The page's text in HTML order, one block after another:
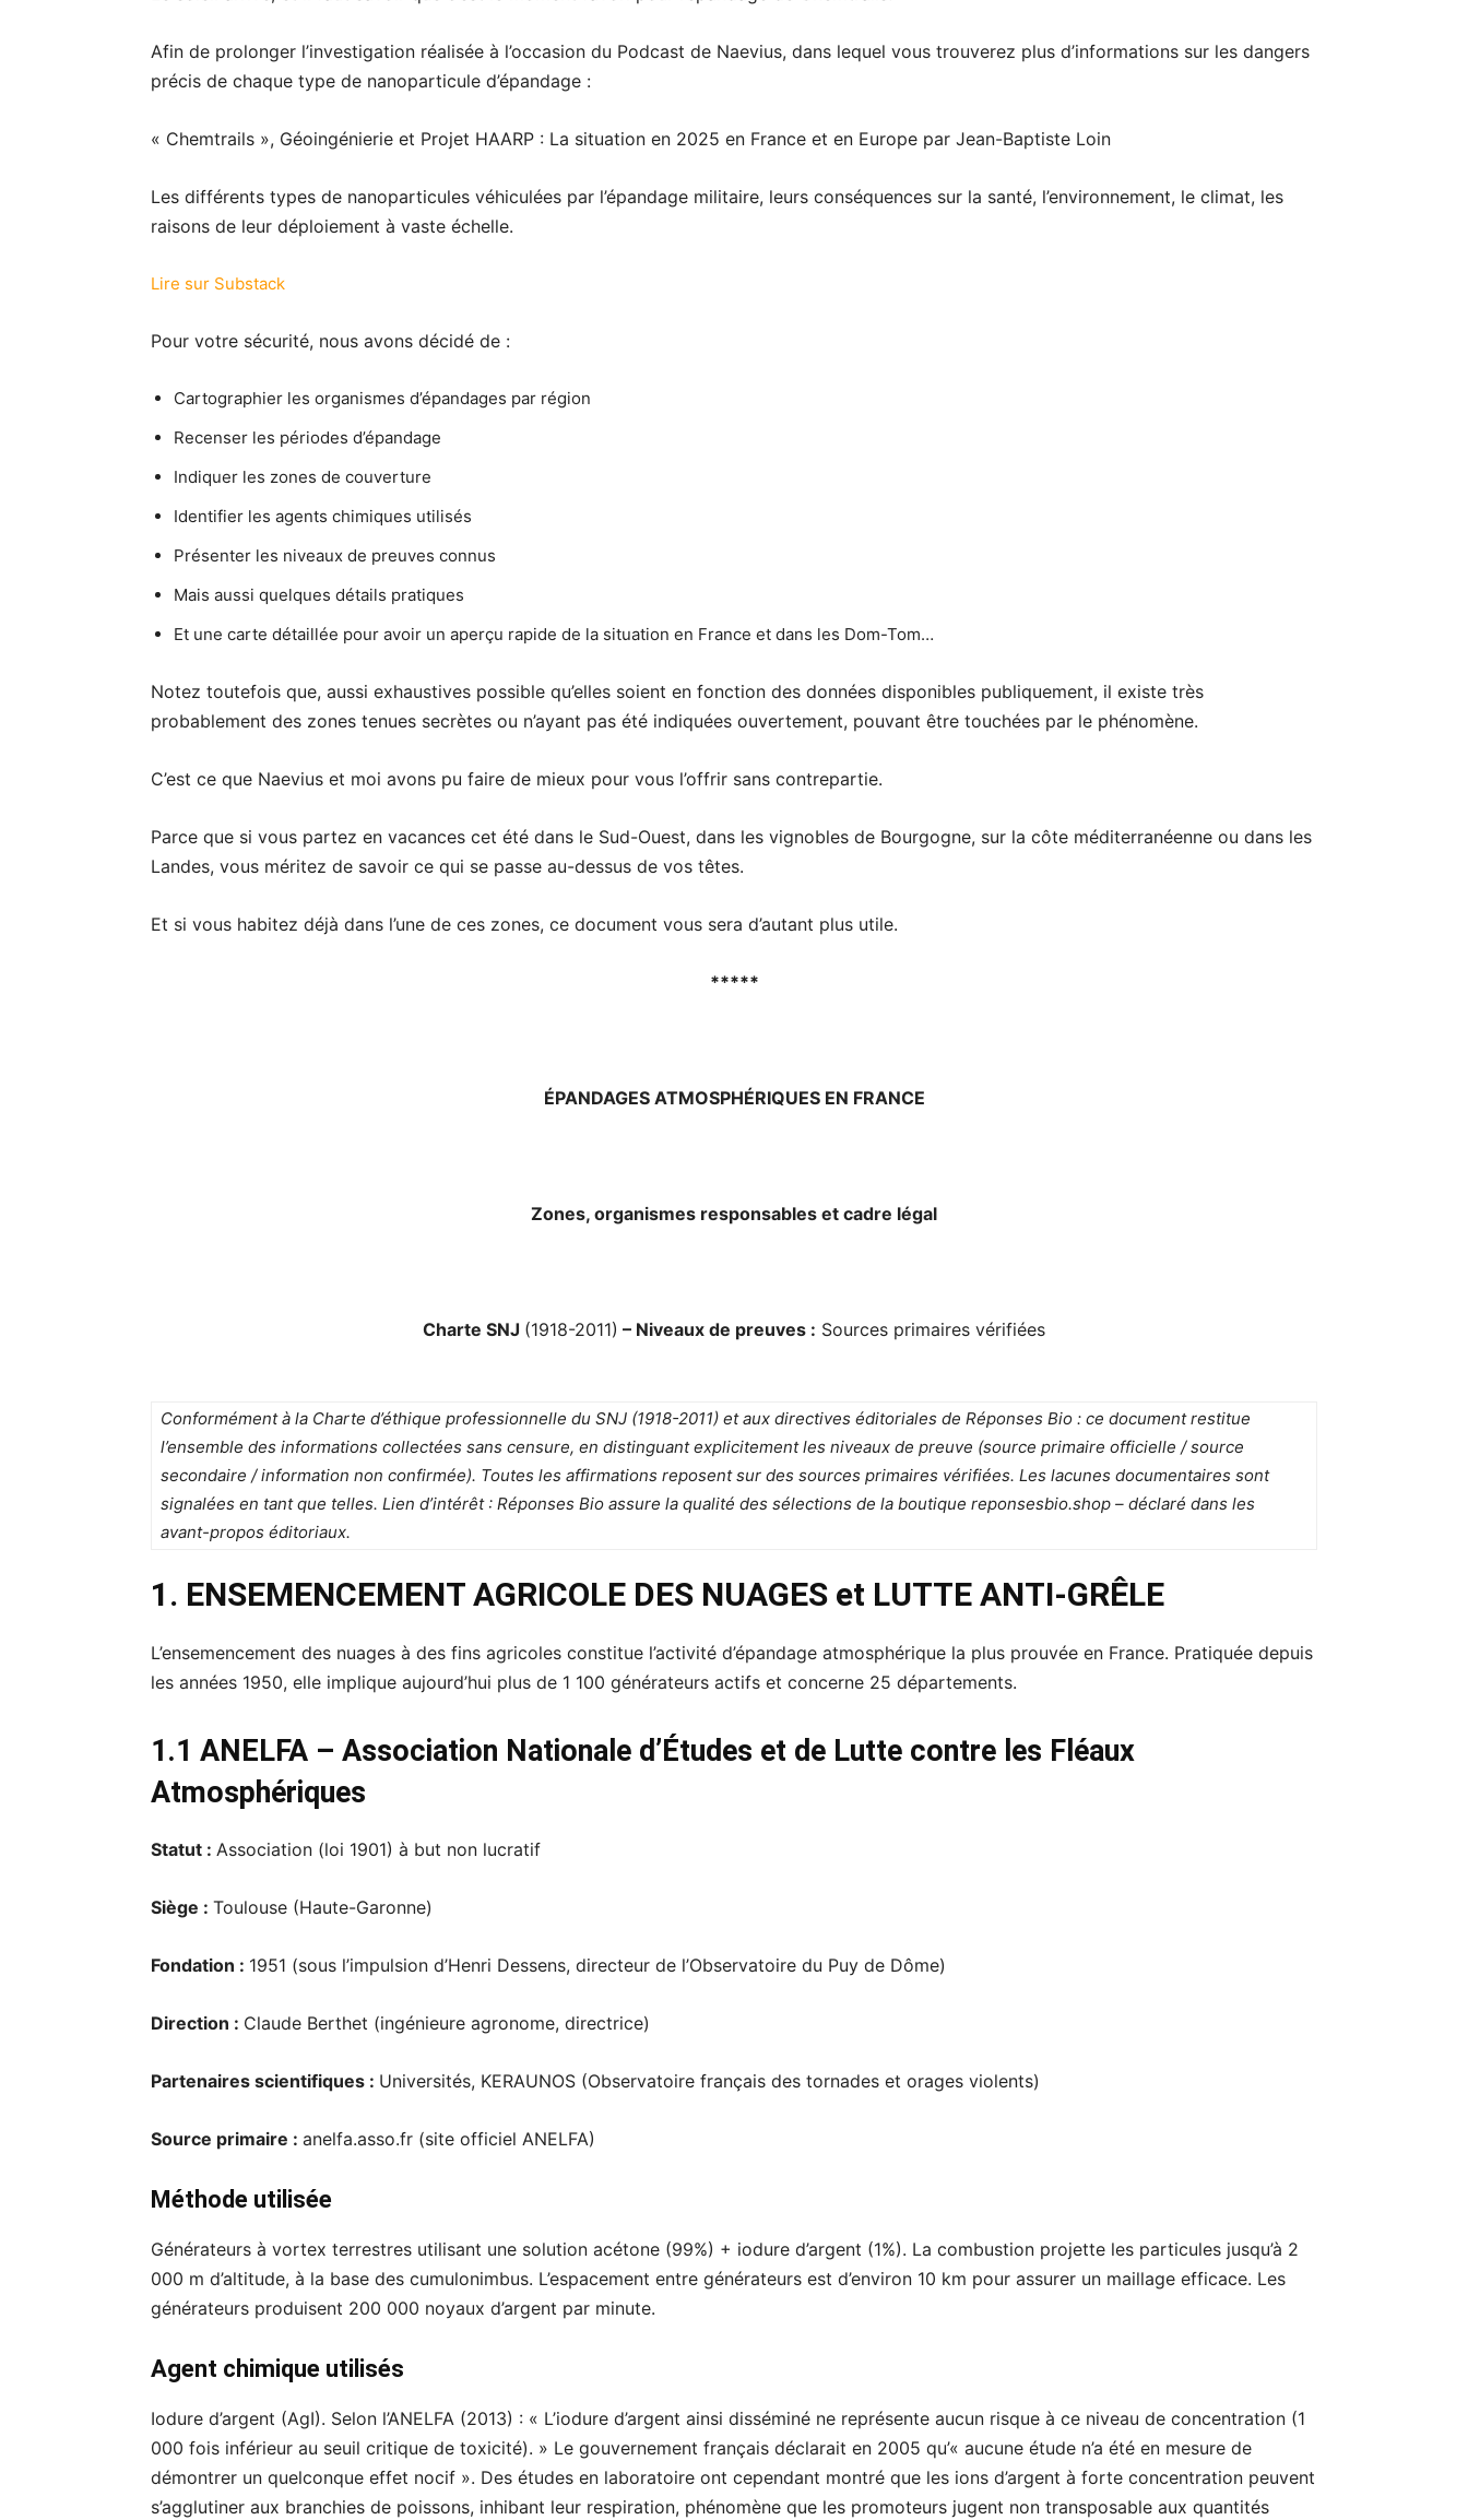
Afin de prolonger l’investigation réalisée à l’occasion du Podcast de Naevius, dans lequel vous trouverez plus d’informations sur les dangers
précis de chaque type de nanoparticule d’épandage :
« Chemtrails », Géoingénierie et Projet HAARP : La situation en 2025 en France et en Europe par Jean-Baptiste Loin
Les différents types de nanoparticules véhiculées par l’épandage militaire, leurs conséquences sur la santé, l’environnement, le climat, les
raisons de leur déploiement à vaste échelle.
Lire sur Substack
Pour votre sécurité, nous avons décidé de :
Cartographier les organismes d’épandages par région
Recenser les périodes d’épandage
Indiquer les zones de couverture
Identifier les agents chimiques utilisés
Présenter les niveaux de preuves connus
Mais aussi quelques détails pratiques
Et une carte détaillée pour avoir un aperçu rapide de la situation en France et dans les Dom-Tom…
Notez toutefois que, aussi exhaustives possible qu’elles soient en fonction des données disponibles publiquement, il existe très
probablement des zones tenues secrètes ou n’ayant pas été indiquées ouvertement, pouvant être touchées par le phénomène.
C’est ce que Naevius et moi avons pu faire de mieux pour vous l’offrir sans contrepartie.
Parce que si vous partez en vacances cet été dans le Sud-Ouest, dans les vignobles de Bourgogne, sur la côte méditerranéenne ou dans les
Landes, vous méritez de savoir ce qui se passe au-dessus de vos têtes.
Et si vous habitez déjà dans l’une de ces zones, ce document vous sera d’autant plus utile.
*****
ÉPANDAGES ATMOSPHÉRIQUES EN FRANCE
Zones, organismes responsables et cadre légal
Charte SNJ (1918-2011) – Niveaux de preuves : Sources primaires vérifiées
Conformément à la Charte d’éthique professionnelle du SNJ (1918-2011) et aux directives éditoriales de Réponses Bio : ce document restitue
l’ensemble des informations collectées sans censure, en distinguant explicitement les niveaux de preuve (source primaire officielle / source
secondaire / information non confirmée). Toutes les affirmations reposent sur des sources primaires vérifiées. Les lacunes documentaires sont
signalées en tant que telles. Lien d’intérêt : Réponses Bio assure la qualité des sélections de la boutique reponsesbio.shop – déclaré dans les
avant-propos éditoriaux.
1. ENSEMENCEMENT AGRICOLE DES NUAGES et LUTTE ANTI-GRÊLE
L’ensemencement des nuages à des fins agricoles constitue l’activité d’épandage atmosphérique la plus prouvée en France. Pratiquée depuis
les années 1950, elle implique aujourd’hui plus de 1 100 générateurs actifs et concerne 25 départements.
1.1 ANELFA – Association Nationale d’Études et de Lutte contre les Fléaux
Atmosphériques
Statut : Association (loi 1901) à but non lucratif
Siège : Toulouse (Haute-Garonne)
Fondation : 1951 (sous l’impulsion d’Henri Dessens, directeur de l’Observatoire du Puy de Dôme)
Direction : Claude Berthet (ingénieure agronome, directrice)
Partenaires scientifiques : Universités, KERAUNOS (Observatoire français des tornades et orages violents)
Source primaire : anelfa.asso.fr (site officiel ANELFA)
Méthode utilisée
Générateurs à vortex terrestres utilisant une solution acétone (99%) + iodure d’argent (1%). La combustion projette les particules jusqu’à 2
000 m d’altitude, à la base des cumulonimbus. L’espacement entre générateurs est d’environ 10 km pour assurer un maillage efficace. Les
générateurs produisent 200 000 noyaux d’argent par minute.
Agent chimique utilisés
Iodure d’argent (AgI). Selon l’ANELFA (2013) : « L’iodure d’argent ainsi disséminé ne représente aucun risque à ce niveau de concentration (1
000 fois inférieur au seuil critique de toxicité). » Le gouvernement français déclarait en 2005 qu’« aucune étude n’a été en mesure de
démontrer un quelconque effet nocif ». Des études en laboratoire ont cependant montré que les ions d’argent à forte concentration peuvent
s’agglutiner aux branchies de poissons, inhibant leur respiration, phénomène que les promoteurs jugent non transposable aux quantités